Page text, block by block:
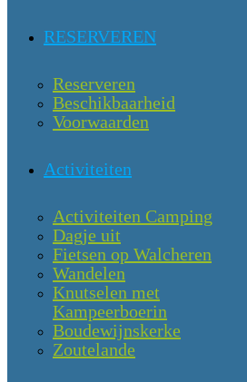
RESERVEREN
Reserveren
Beschikbaarheid
Voorwaarden
Activiteiten
Activiteiten Camping
Dagje uit
Fietsen op Walcheren
Wandelen
Knutselen met
Kampeerboerin
Boudewijnskerke
Zoutelande